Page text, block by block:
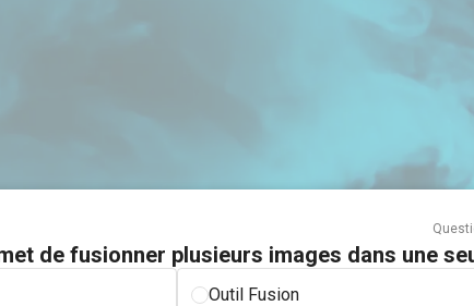
de fusionner plusieurs images dans une
Outil Fusion